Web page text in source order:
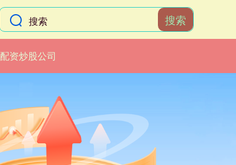
搜索
配资炒股公司